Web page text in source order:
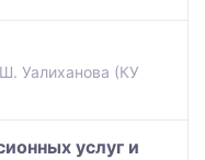
Уалиханова (КУ
услуг и